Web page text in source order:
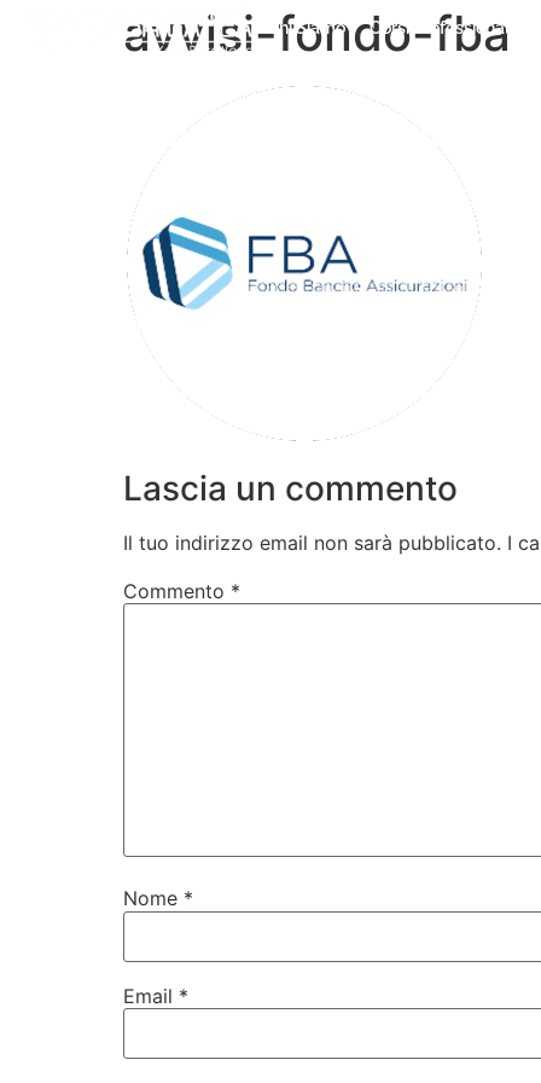
Chi Siamo Corsi Professionali
avvisi-fondo-fba
Lascia un commento
Il tuo indirizzo email non sarà pubblicato. I
Commento *
Nome *
Email *